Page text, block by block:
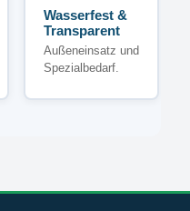
Wasserfest &
Transparent
Außeneinsatz und
Spezialbedarf.